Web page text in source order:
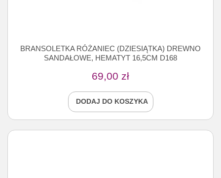
BRANSOLETKA RÓŻANIEC (DZIESIĄTKA) DREWNO
SANDAŁOWE, HEMATYT 16,5CM D168
69,00 zł
DODAJ DO KOSZYKA